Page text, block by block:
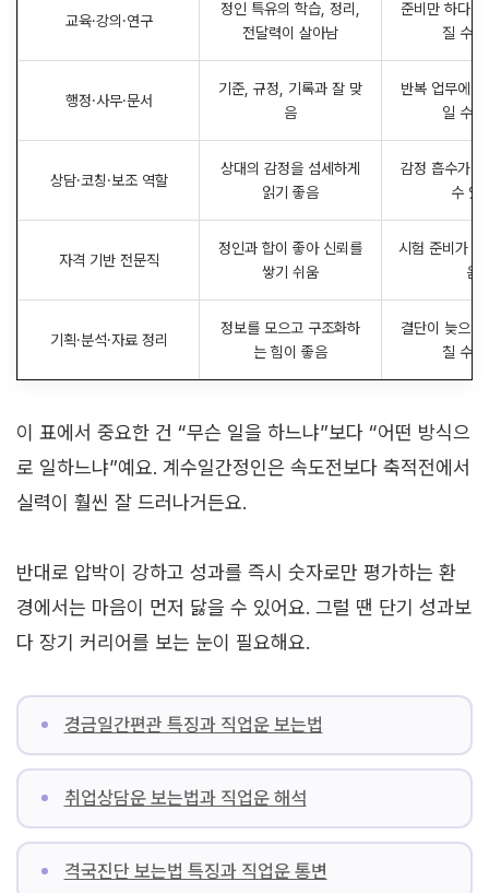
교육·강의·연구
정인 특유의 학습, 정리,
전달력이 살아남
준비만 하다
질 수
행정·사무·문서
기준, 규정, 기록과 잘 맞
음
반복 업무에
일 수
상담·코칭·보조 역할
상대의 감정을 섬세하게
읽기 좋음
감정 흡수가
수 있
자격 기반 전문직
정인과 합이 좋아 신뢰를
쌓기 쉬움
시험 준비가
음
기획·분석·자료 정리
정보를 모으고 구조화하
는 힘이 좋음
결단이 늦으면
칠 수
이 표에서 중요한 건 “무슨 일을 하느냐”보다 “어떤 방식으
로 일하느냐”예요. 계수일간정인은 속도전보다 축적전에서
실력이 훨씬 잘 드러나거든요.
반대로 압박이 강하고 성과를 즉시 숫자로만 평가하는 환
경에서는 마음이 먼저 닳을 수 있어요. 그럴 땐 단기 성과보
다 장기 커리어를 보는 눈이 필요해요.
경금일간편관 특징과 직업운 보는법
취업상담운 보는법과 직업운 해석
격국진단 보는법 특징과 직업운 통변